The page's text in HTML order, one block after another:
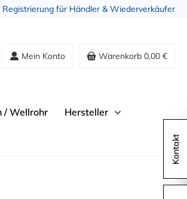
Registrierung für Händler & Wiederverkäufer
Mein Konto Warenkorb 0,00 €
/ Wellrohr Hersteller
Kontakt